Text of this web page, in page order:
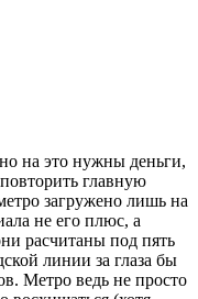
на это нужны деньги,
главную
загружено лишь на
не его плюс, а
расчитаны под пять
линии за глаза бы
Метро ведь не просто